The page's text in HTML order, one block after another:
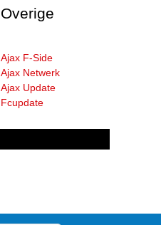
Overige
Ajax F-Side
Ajax Netwerk
Ajax Update
Fcupdate